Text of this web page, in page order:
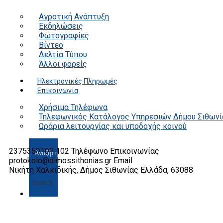
Αγροτική Ανάπτυξη
Εκδηλώσεις
Φωτογραφίες
Βίντεο
Δελτία Τύπου
Άλλοι φορείς
Ηλεκτρονικές Πληρωμές
Επικοινωνία
Χρήσιμα Τηλέφωνα
Τηλεφωνικός Κατάλογος Υπηρεσιών Δήμου
Ωράρια λειτουργίας και υποδοχής κοινού
Search
2375350100 102 Τηλέφωνο Επικοινωνίας
protokolo@dimossithonias.gr Email
Νικήτη Χαλκιδικής, Δήμος Σιθωνίας Ελλάδα, 63088